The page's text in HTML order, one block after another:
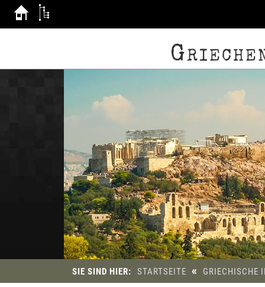
SIE SIND HIER: STARTSEITE « GRIECHISCHE